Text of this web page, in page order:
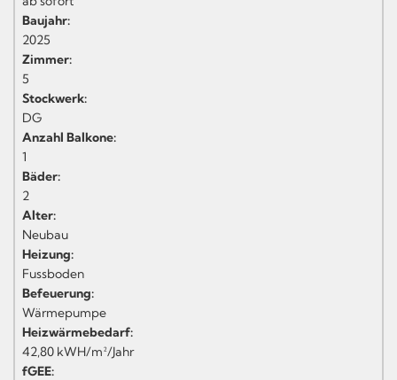
Baujahr:
2025
Zimmer:
5
Stockwerk:
DG
Anzahl Balkone:
1
Bäder:
2
Alter:
Neubau
Heizung:
Fussboden
Befeuerung:
Wärmepumpe
Heizwärmebedarf:
42,80 kWH/m²/Jahr
fGEE: